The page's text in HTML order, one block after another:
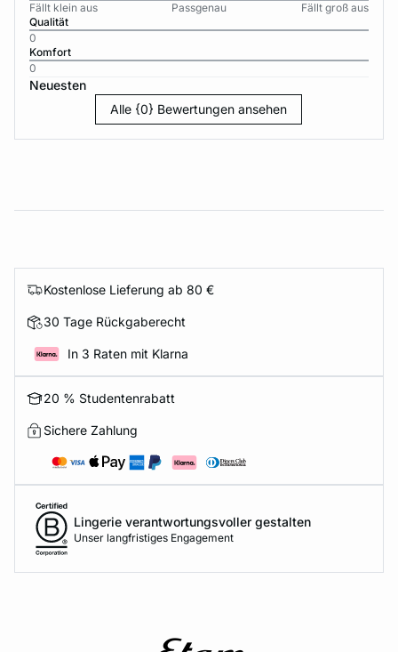
Fällt klein aus
Passgenau
Fällt groß aus
Qualität
0
Komfort
0
Neuesten
Alle {0} Bewertungen ansehen
Kostenlose Lieferung ab 80 €
30 Tage Rückgaberecht
In 3 Raten mit Klarna
20 % Studentenrabatt
Sichere Zahlung
Lingerie verantwortungsvoller gestalten
Unser langfristiges Engagement